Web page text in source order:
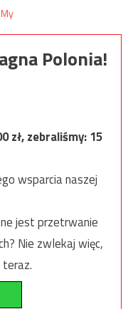
Polonia!
zł, zebraliśmy:15
wsparcia naszej
jest przetrwanie
Nie zwlekaj więc,